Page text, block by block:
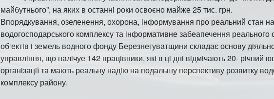
майбутнього”, на яких в останнi роки освоєно майже 25 тис. грн.
Впорядкування, озеленення, охорона, iнформування про реальний стан
водогосподарського комплексу та iнформативне забеапечення реального
об‘ектiв i земель водного фонду Березнегуватщини складаєоснову
управлiння, що налiчуе 142 працiвники, якi в цi днi вiдмiчають 20- рiчний
органiзацiїта мають реальну надiю на подальшу перспективу розвитку
комплексу району.